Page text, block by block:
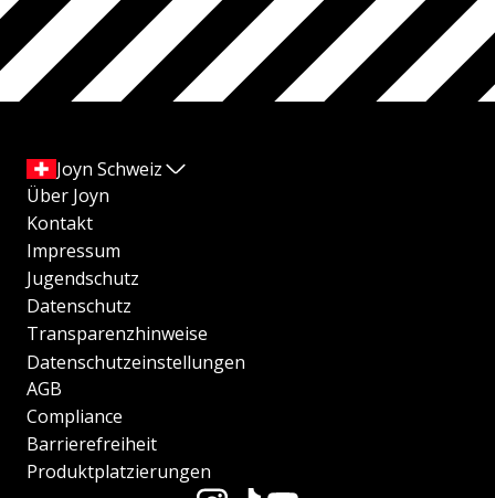
Joyn Schweiz
Über Joyn
Kontakt
Impressum
Jugendschutz
Datenschutz
Transparenzhinweise
Datenschutzeinstellungen
AGB
Compliance
Barrierefreiheit
Produktplatzierungen